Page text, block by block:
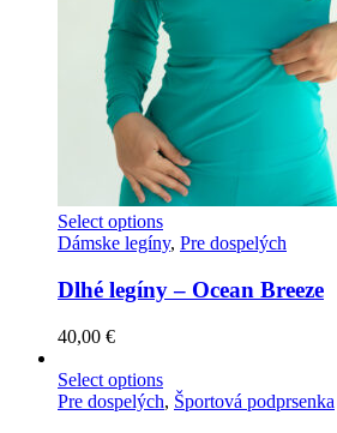
Select options
Dámske legíny, Pre dospelých
Dlhé legíny – Ocean Breeze
40,00 €
Select options
Pre dospelých, Športová podprsenka